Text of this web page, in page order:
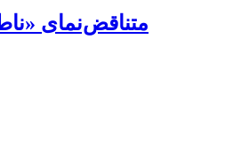
متناقض‌نمای